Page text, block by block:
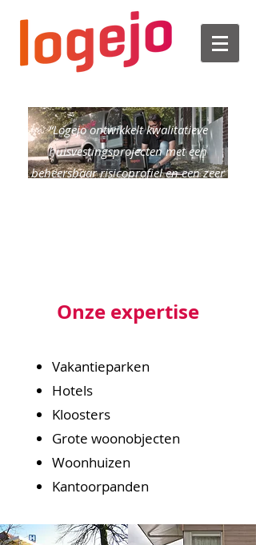
“Logejo ontwikkelt kwalitatieve
huisvestingsprojecten met een
beheersbaar risicoprofiel en een zeer
Onze expertise
Vakantieparken
Hotels
Kloosters
Grote woonobjecten
Woonhuizen
Kantoorpanden